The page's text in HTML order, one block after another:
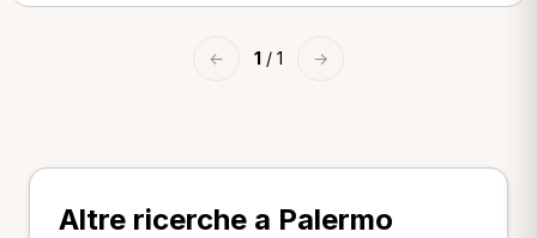
← 1 / 1 →
Altre ricerche a Palermo